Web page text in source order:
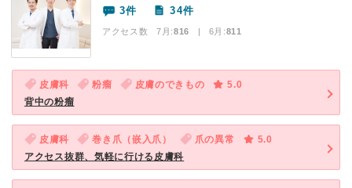
3件 34件
アクセス数 7月:816 | 6月:811
皮膚科 粉瘤 皮膚のできもの
5.0
背中の粉瘤
皮膚科 巻き爪（嵌入爪） 爪の異常
5.0
アクセス抜群、気軽に行ける皮膚科